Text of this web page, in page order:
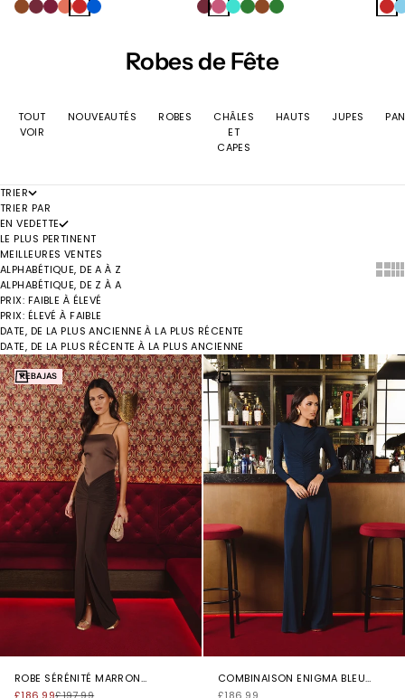
Marrón
Berenjena
Granate
Terracota
Rouge
Azul Berenjena
FloralTurquesa
VerdeMarrón
Verde rojo
Robes de Fête
TOUT
VOIR
NOUVEAUTÉS ROBES
CHÂLES
ET
CAPES
HAUTS JUPES
TRIER
TRIER PAR
EN VEDETTE
LE PLUS PERTINENT
MEILLEURES VENTES
ALPHABÉTIQUE, DE A À Z
ALPHABÉTIQUE, DE Z À A
PRIX: FAIBLE À ÉLEVÉ
PRIX: ÉLEVÉ À FAIBLE
DATE, DE LA PLUS ANCIENNE À LA PLUS RÉCENTE
DATE, DE LA PLUS RÉCENTE À LA PLUS ANCIENNE
REBAJAS
Choisir les options
ROBE SÉRÉNITÉ MARRON
CHOCOLAT
PRIX DE VENTEPRIX NORMAL
Color:Marrón Chocolate
Choisir les options
COMBINAISON ENIGMA BLEU
MARINE
PRIX DE VENTE
Color:Azul Marino